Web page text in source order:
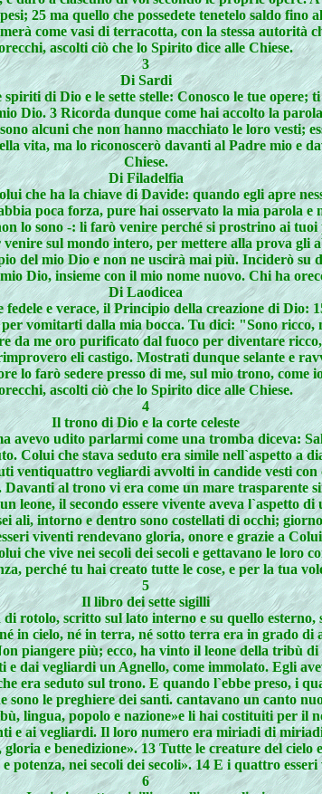
25 ma quello che possedete tenetelo saldo
come vasi di terracotta, con la stessa autorità
ascolti ciò che lo Spirito dice alle Chiese.
3
Di Sardi
di Dio e le sette stelle: Conosco le tue opere;
Dio. 3 Ricorda dunque come hai accolto la
alcuni che non hanno macchiato le loro vesti;
vita, ma lo riconoscerò davanti al Padre mio e
Chiese.
Di Filadelfia
che ha la chiave di Davide: quando egli apre
poca forza, pure hai osservato la mia parola
lo sono -: li farò venire perché si prostrino ai
sul mondo intero, per mettere alla prova
del mio Dio e non ne uscirà mai più. Inciderò
Dio, insieme con il mio nome nuovo. Chi ha
Di Laodicea
e verace, il Principio della creazione di Dio:
vomitarti dalla mia bocca. Tu dici: "Sono
da me oro purificato dal fuoco per diventare
eli castigo. Mostrati dunque selante e
lo farò sedere presso di me, sul mio trono, come
ascolti ciò che lo Spirito dice alle Chiese.
4
Il trono di Dio e la corte celeste
udito parlarmi come una tromba diceva:
Colui che stava seduto era simile nell`aspetto a
ventiquattro vegliardi avvolti in candide vesti
al trono vi era come un mare
il secondo essere vivente aveva l`aspetto
ali, intorno e dentro sono costellati di occhi;
viventi rendevano gloria, onore e grazie a
che vive nei secoli dei secoli e gettavano le loro
perché tu hai creato tutte le cose, e per la tua
5
Il libro dei sette sigilli
rotolo, scritto sul lato interno e su quello
in cielo, né in terra, né sotto terra era in grado
piangere più; ecco, ha vinto il leone della tribù
vegliardi un Agnello, come immolato. Egli
era seduto sul trono. E quando l`ebbe preso, i
le preghiere dei santi. cantavano un canto
lingua, popolo e nazione»e li hai costituiti per
e ai vegliardi. Il loro numero era miriadi di
e benedizione». 13 Tutte le creature del
potenza, nei secoli dei secoli». 14 E i quattro
6